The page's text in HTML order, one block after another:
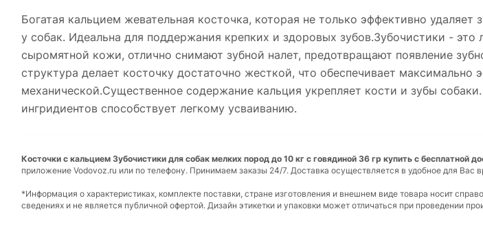
Богатая кальцием жевательная косточка, которая не только эффективно
у собак. Идеальна для поддержания крепких и здоровых зубов.Зубочистики -
сыромятной кожи, отлично снимают зубной налет, предотвращают появление
структура делает косточку достаточно жесткой, что обеспечивает
механической.Существенное содержание кальция укрепляет кости и зубы
ингридиентов способствует легкому усваиванию.
Косточки с кальцием Зубочистики для собак мелких пород до 10 кг с говядиной 36 гр купить с бесплатной
приложение Vodovoz.ru или по телефону. Принимаем заказы 24/7. Доставка осуществляется в удобное для Вас
*Информация о характеристиках, комплекте поставки, стране изготовления и внешнем виде товара носит
сведениях и не является публичной офертой. Дизайн этикетки и упаковки может отличаться при проведении